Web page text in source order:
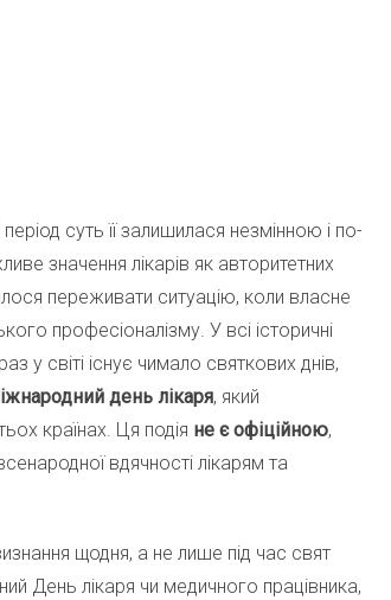
суть її залишилася незмінною і по-
значення лікарів як авторитетних
переживати ситуацію, коли власне
професіоналізму. У всі історичні
у світі існує чимало святкових днів,
день лікаря, який
країнах. Ця подія не є офіційною,
вдячності лікарям та
щодня, а не лише під час свят
День лікаря чи медичного працівника,